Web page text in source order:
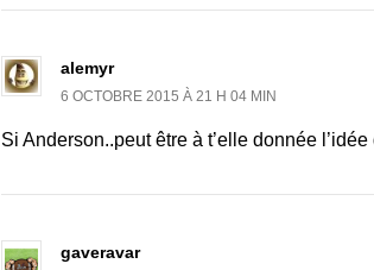
alemyr
6 OCTOBRE 2015 À 21 H 04 MIN
Si Anderson..peut être à t’elle donnée
gaveravar